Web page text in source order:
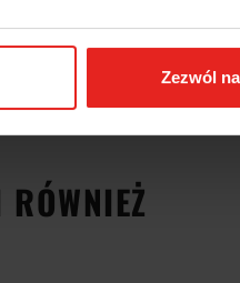
Zezwól
z gniazdem 4-kątnym wg